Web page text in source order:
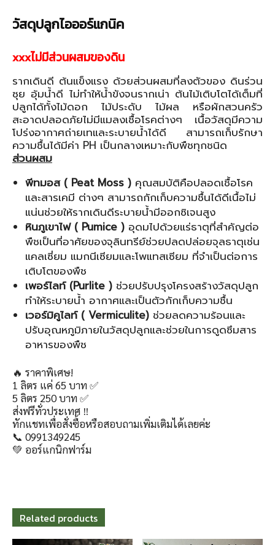
วัสดุปลูกไอออร์แกนิค
xxxไม่มีส่วนผสมของดิน
รากเดินดี ต้นแข็งแรง ด้วยส่วนผสมที่ลงตัวของ ดินร่วน
ซุย อุ้มน้ำดี ไม่ทำให้น้ำขังจนรากเน่า ต้นไม้เติบโตได้เต็มที่
ปลูกได้ทั้งไม้ดอก ไม้ประดับ ไม้ผล หรือผักสวนครัว
สะอาดปลอดภัยไม่มีแมลงเชื้อโรคต่างๆ เนื้อวัสดุมีความ
โปร่งอากาศถ่ายเทและระบายน้ำได้ดี สามารถเก็บรักษา
ความชื้นได้มีค่า PH เป็นกลางเหมาะกับพืชทุกชนิด
ส่วนผสม
พีทมอส ( Peat Moss ) คุณสมบัติคือปลอดเชื้อโรค
และสารเคมี ต่างๆ สามารถกักเก็บความชื้นได้ดีเนื้อไม่
แน่นช่วยให้รากเดินดีระบายน้ำมีออกซิเจนสูง
หินภูเขาไฟ ( Pumice ) อุดมไปด้วยแร่ธาตุที่สำคัญต่อ
พืชเป็นที่อาศัยของจุลินทรีย์ช่วยปลดปล่อยจุลธาตุเช่น
แคลเซี่ยม แมกนีเซียมและโพแทสเซียม ที่จำเป็นต่อการ
เติบโตของพืช
เพอร์ไลท์ (Purlite ) ช่วยปรับปรุงโครงสร้างวัสดุปลูก
ทำให้ระบายน้ำ อากาศและเป็นตัวกักเก็บความชื้น
เวอร์มิคูไลท์ ( Vermiculite) ช่วยลดความร้อนและ
ปรับอุณหภูมิภายในวัสดุปลูกและช่วยในการดูดซึมสาร
อาหารของพืช
​🔥 ราคาพิเศษ!
​1 ลิตร แค่ 65 บาท ✅️
​5 ลิตร 250 บาท ✅️
​ส่งฟรีทั่วประเทศ ‼️
​ทักแชทเพื่อสั่งซื้อหรือสอบถามเพิ่มเติมได้เลยค่ะ
📞 0991349245
💚 ออร์แกนิกฟาร์ม
Related products